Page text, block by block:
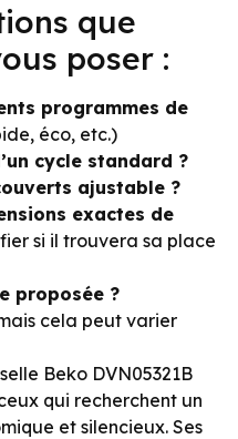
que
poser :
programmes de
éco, etc.)
cycle standard ?
ajustable ?
exactes de
si il trouvera sa place
proposée ?
cela peut varier
Beko DVN05321B
qui recherchent un
et silencieux. Ses